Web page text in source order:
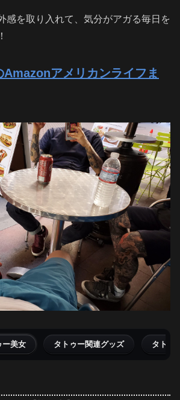
感を取り入れて、気分がアガる毎日を
Amazonアメリカンライフま
ー美女 タトゥー関連グッズ タトゥ